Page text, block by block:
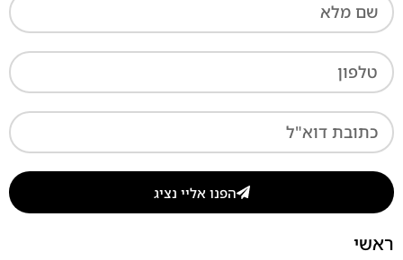
הפנו אליי נציג
ראשי